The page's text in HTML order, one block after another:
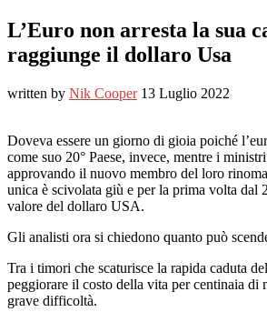
L’Euro non arresta la sua
raggiunge il dollaro Usa
written by Nik Cooper 13 Luglio 2022
Doveva essere un giorno di gioia poiché
come suo 20° Paese, invece, mentre i
approvando il nuovo membro del loro
unica è scivolata giù e per la prima volta dal
valore del dollaro USA.
Gli analisti ora si chiedono quanto può
Tra i timori che scaturisce la rapida caduta
peggiorare il costo della vita per centinaia di
grave difficoltà.